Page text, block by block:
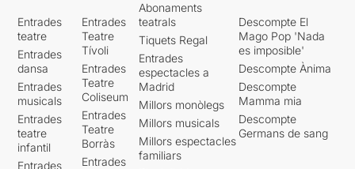
Entrades
teatre
Entrades
dansa
Entrades
musicals
Entrades
teatre
infantil
Entrades
Entrades
Teatre
Tívoli
Entrades
Teatre
Coliseum
Entrades
Teatre
Borràs
Entrades
Abonaments
teatrals
Tiquets Regal
Entrades
espectacles a
Madrid
Millors monòlegs
Millors musicals
Millors espectacles
familiars
Descompte El
Mago Pop 'Nada
es imposible'
Descompte Ànima
Descompte
Mamma mia
Descompte
Germans de sang